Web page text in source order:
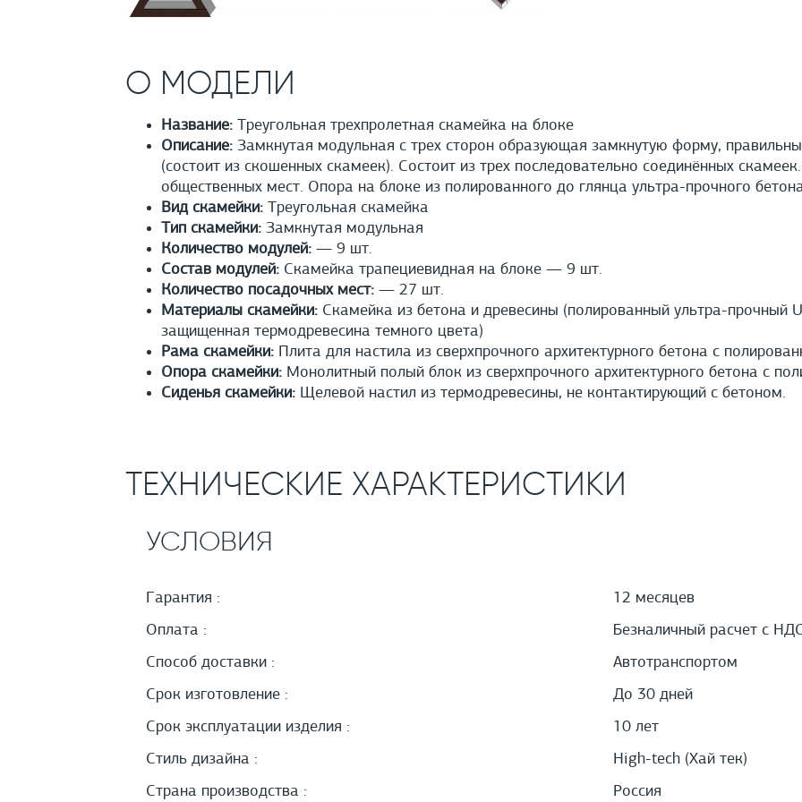
О МОДЕЛИ
Название: Треугольная трехпролетная скамейка на блоке
Описание: Замкнутая модульная с трех сторон образующая замкнутую форму,
(состоит из скошенных скамеек). Состоит из трех последовательно соединённых
общественных мест. Опора на блоке из полированного до глянца ультра-прочного
Вид скамейки: Треугольная скамейка
Тип скамейки: Замкнутая модульная
Количество модулей: — 9 шт.
Состав модулей: Скамейка трапециевидная на блоке — 9 шт.
Количество посадочных мест: — 27 шт.
Материалы скамейки: Скамейка из бетона и древесины (полированный ультра-прочный
защищенная термодревесина темного цвета)
Рама скамейки: Плита для настила из сверхпрочного архитектурного бетона с
Опора скамейки: Монолитный полый блок из сверхпрочного архитектурного бетона с
Сиденья скамейки: Щелевой настил из термодревесины, не контактирующий с бетоном.
ТЕХНИЧЕСКИЕ ХАРАКТЕРИСТИКИ
УСЛОВИЯ
Гарантия :
12 месяцев
Оплата :
Безналичный расчет с
Способ доставки :
Автотранспортом
Срок изготовление :
До 30 дней
Срок эксплуатации изделия :
10 лет
Стиль дизайна :
High-tech (Хай тек)
Страна производства :
Россия